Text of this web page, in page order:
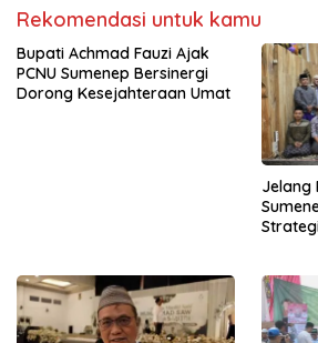
Rekomendasi untuk kamu
Bupati Achmad Fauzi Ajak
PCNU Sumenep Bersinergi
Dorong Kesejahteraan Umat
Jelang